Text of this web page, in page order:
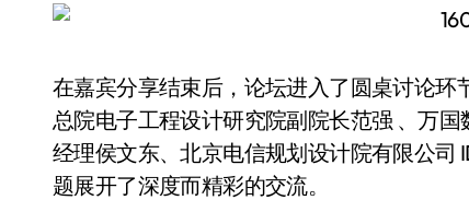
在嘉宾分享结束后，论坛进入了圆桌讨论
总院电子工程设计研究院副院长范强 、万
经理侯文东、北京电信规划设计院有限公司
题展开了深度而精彩的交流。